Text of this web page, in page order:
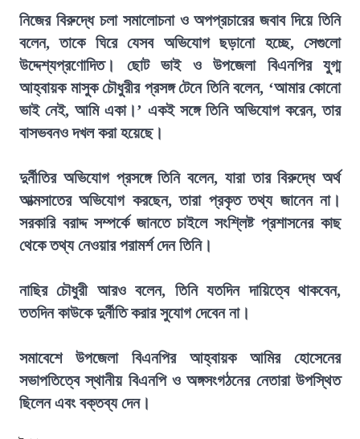
নিজের বিরুদ্ধে চলা সমালোচনা ও অপপ্রচারের জবাব দিয়ে তিনি
বলেন, তাকে ঘিরে যেসব অভিযোগ ছড়ানো হচ্ছে, সেগুলো
উদ্দেশ্যপ্রণোদিত। ছোট ভাই ও উপজেলা বিএনপির যুগ্ম
আহ্বায়ক মাসুক চৌধুরীর প্রসঙ্গ টেনে তিনি বলেন, ‘আমার কোনো
ভাই নেই, আমি একা।’ একই সঙ্গে তিনি অভিযোগ করেন, তার
বাসভবনও দখল করা হয়েছে।
দুর্নীতির অভিযোগ প্রসঙ্গে তিনি বলেন, যারা তার বিরুদ্ধে অর্থ
আত্মসাতের অভিযোগ করছেন, তারা প্রকৃত তথ্য জানেন না।
সরকারি বরাদ্দ সম্পর্কে জানতে চাইলে সংশ্লিষ্ট প্রশাসনের কাছ
থেকে তথ্য নেওয়ার পরামর্শ দেন তিনি।
নাছির চৌধুরী আরও বলেন, তিনি যতদিন দায়িত্বে থাকবেন,
ততদিন কাউকে দুর্নীতি করার সুযোগ দেবেন না।
সমাবেশে উপজেলা বিএনপির আহ্বায়ক আমির হোসেনের
সভাপতিত্বে স্থানীয় বিএনপি ও অঙ্গসংগঠনের নেতারা উপস্থিত
ছিলেন এবং বক্তব্য দেন।